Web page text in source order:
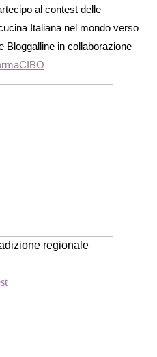
al contest delle
Italiana nel mondo verso
Bloggalline in collaborazione
regionale